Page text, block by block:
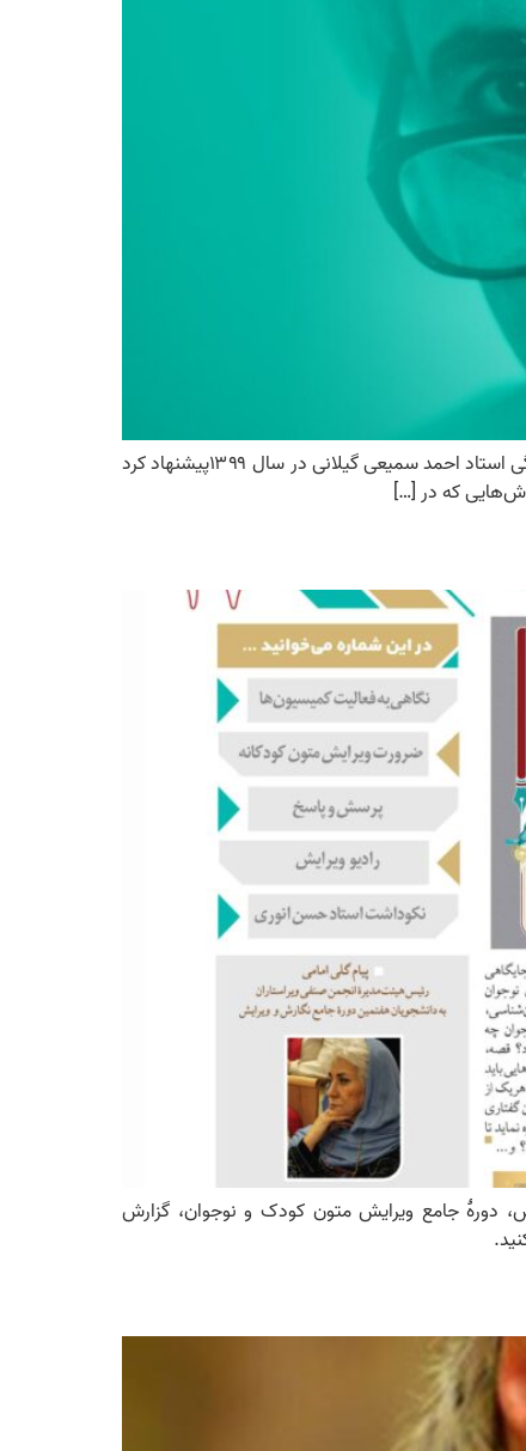
هم‌نشینی ویراستاران، مترجمان، نویسندگان و ناشران در روز ویراستار ۱۱ بهمن ۱۴۰۳ انجمن صنفی ویراستاران هم‌زمان با یکصد سالگی استاد احمد سمیعی گیلانی در سال ۱۳۹۹پیشنهاد کرد
که در […]
دورۀ جامع ویرایش متون کودک و نوجوان، گزارش